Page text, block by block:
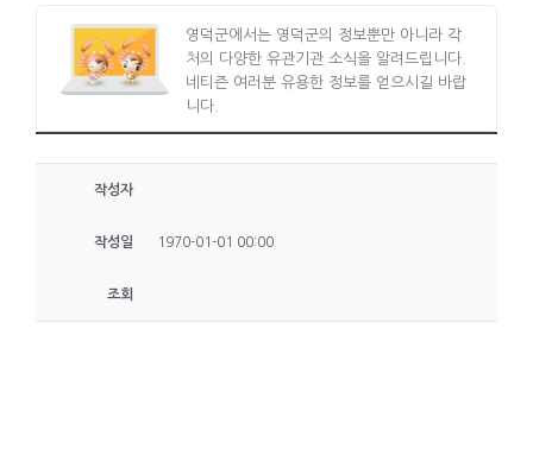
영덕군에서는 영덕군의 정보뿐만 아니라 각
처의 다양한 유관기관 소식을 알려드립니다.
네티즌 여러분 유용한 정보를 얻으시길 바랍
니다.
작성자
작성일 1970-01-01 00:00
조회